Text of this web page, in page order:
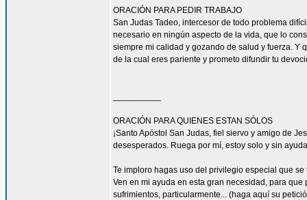
ORACIÓN PARA PEDIR TRABAJO
San Judas Tadeo, intercesor de todo problema
necesario en ningún aspecto de la vida, que lo
siempre mi calidad y gozando de salud y fuerza. Y
de la cual eres pariente y prometo difundir tu
ORACIÓN PARA QUIENES ESTAN SÓLOS
¡Santo Apóstol San Judas, fiel siervo y amigo de
desesperados. Ruega por mí, estoy solo y sin
Te imploro hagas uso del privilegio especial que
Ven en mi ayuda en esta gran necesidad, para
sufrimientos, particularmente... (haga aquí su